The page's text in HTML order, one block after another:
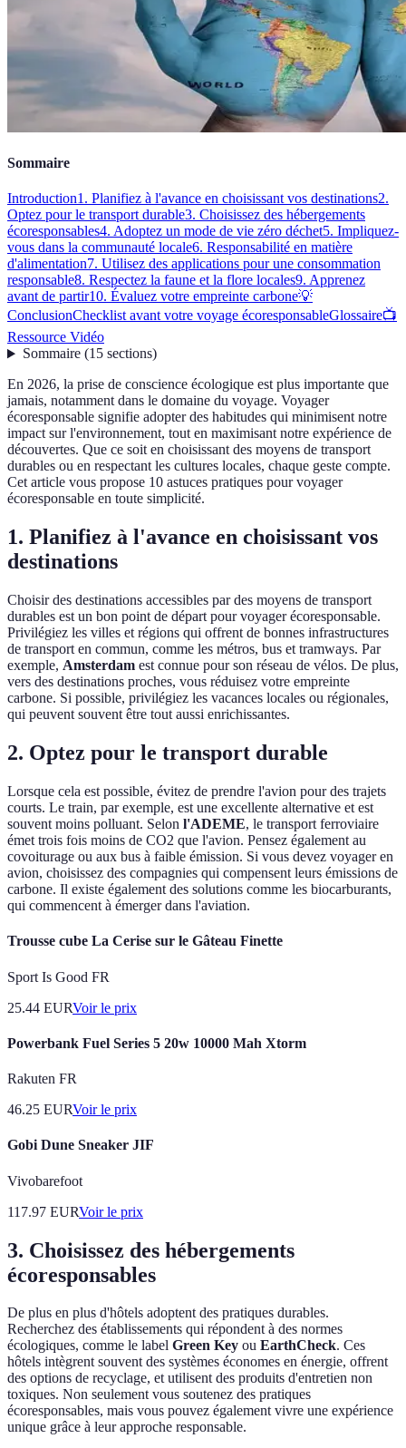
Sommaire
Introduction1. Planifiez à l'avance en choisissant vos destinations2.
Optez pour le transport durable3. Choisissez des hébergements
écoresponsables4. Adoptez un mode de vie zéro déchet5. Impliquez-
vous dans la communauté locale6. Responsabilité en matière
d'alimentation7. Utilisez des applications pour une consommation
responsable8. Respectez la faune et la flore locales9. Apprenez
avant de partir10. Évaluez votre empreinte carbone💡
ConclusionChecklist avant votre voyage écoresponsableGlossaire📺
Ressource Vidéo
Sommaire(15 sections)
En 2026, la prise de conscience écologique est plus importante que
jamais, notamment dans le domaine du voyage. Voyager
écoresponsable signifie adopter des habitudes qui minimisent notre
impact sur l'environnement, tout en maximisant notre expérience de
découvertes. Que ce soit en choisissant des moyens de transport
durables ou en respectant les cultures locales, chaque geste compte.
Cet article vous propose 10 astuces pratiques pour voyager
écoresponsable en toute simplicité.
1. Planifiez à l'avance en choisissant vos
destinations
Choisir des destinations accessibles par des moyens de transport
durables est un bon point de départ pour voyager écoresponsable.
Privilégiez les villes et régions qui offrent de bonnes infrastructures
de transport en commun, comme les métros, bus et tramways. Par
exemple, Amsterdam est connue pour son réseau de vélos. De plus,
vers des destinations proches, vous réduisez votre empreinte
carbone. Si possible, privilégiez les vacances locales ou régionales,
qui peuvent souvent être tout aussi enrichissantes.
2. Optez pour le transport durable
Lorsque cela est possible, évitez de prendre l'avion pour des trajets
courts. Le train, par exemple, est une excellente alternative et est
souvent moins polluant. Selon l'ADEME, le transport ferroviaire
émet trois fois moins de CO2 que l'avion. Pensez également au
covoiturage ou aux bus à faible émission. Si vous devez voyager en
avion, choisissez des compagnies qui compensent leurs émissions de
carbone. Il existe également des solutions comme les biocarburants,
qui commencent à émerger dans l'aviation.
Trousse cube La Cerise sur le Gâteau Finette
Sport Is Good FR
25.44 EURVoir le prix
Powerbank Fuel Series 5 20w 10000 Mah Xtorm
Rakuten FR
46.25 EURVoir le prix
Gobi Dune Sneaker JIF
Vivobarefoot
117.97 EURVoir le prix
3. Choisissez des hébergements
écoresponsables
De plus en plus d'hôtels adoptent des pratiques durables.
Recherchez des établissements qui répondent à des normes
écologiques, comme le label Green Key ou EarthCheck. Ces
hôtels intègrent souvent des systèmes économes en énergie, offrent
des options de recyclage, et utilisent des produits d'entretien non
toxiques. Non seulement vous soutenez des pratiques
écoresponsables, mais vous pouvez également vivre une expérience
unique grâce à leur approche responsable.